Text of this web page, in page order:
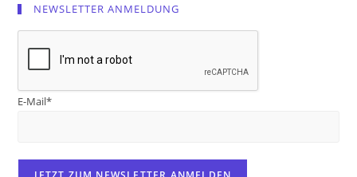
NEWSLETTER ANMELDUNG
E-Mail*